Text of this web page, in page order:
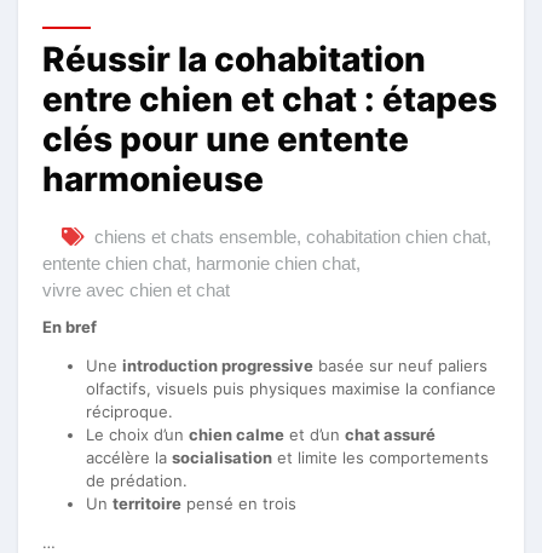
Réussir la cohabitation
entre chien et chat : étapes
clés pour une entente
harmonieuse
chiens et chats ensemble, cohabitation chien chat,
entente chien chat, harmonie chien chat,
vivre avec chien et chat
En bref
Une introduction progressive basée sur neuf paliers
olfactifs, visuels puis physiques maximise la confiance
réciproque.
Le choix d’un chien calme et d’un chat assuré
accélère la socialisation et limite les comportements
de prédation.
Un territoire pensé en trois
…